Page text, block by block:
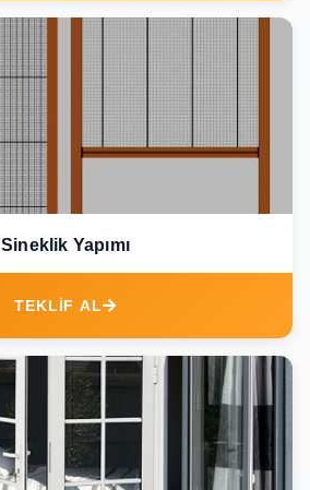
Sineklik Yapımı
TEKLİF AL